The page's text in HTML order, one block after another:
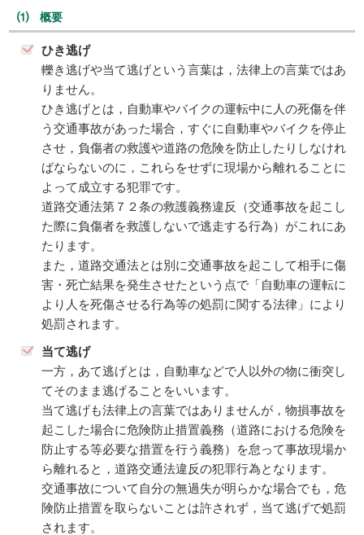
⑴ 概要
ひき逃げ
轢き逃げや当て逃げという言葉は，法律上の言葉ではあ
りません。
ひき逃げとは，自動車やバイクの運転中に人の死傷を伴
う交通事故があった場合，すぐに自動車やバイクを停止
させ，負傷者の救護や道路の危険を防止したりしなけれ
ばならないのに，これらをせずに現場から離れることに
よって成立する犯罪です。
道路交通法第７２条の救護義務違反（交通事故を起こし
た際に負傷者を救護しないで逃走する行為）がこれにあ
たります。
また，道路交通法とは別に交通事故を起こして相手に傷
害・死亡結果を発生させたという点で「自動車の運転に
より人を死傷させる行為等の処罰に関する法律」により
処罰されます。
当て逃げ
一方，あて逃げとは，自動車などで人以外の物に衝突し
てそのまま逃げることをいいます。
当て逃げも法律上の言葉ではありませんが，物損事故を
起こした場合に危険防止措置義務（道路における危険を
防止する等必要な措置を行う義務）を怠って事故現場か
ら離れると，道路交通法違反の犯罪行為となります。
交通事故について自分の無過失が明らかな場合でも，危
険防止措置を取らないことは許されず，当て逃げで処罰
されます。